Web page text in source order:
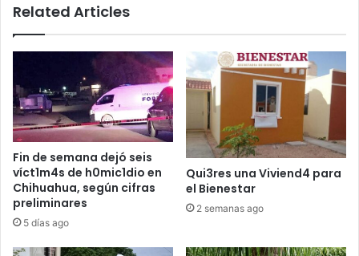
Related Articles
Fin de semana dejó seis
víct1m4s de h0mic1dio en
Chihuahua, según cifras
preliminares
5 días ago
Qui3res una Viviend4 para
el Bienestar
2 semanas ago